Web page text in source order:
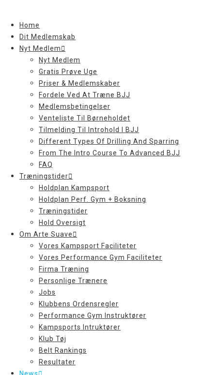
contentHome
Dit Medlemskab
Nyt Medlem
Nyt Medlem
Gratis Prøve Uge
Priser & Medlemskaber
Fordele Ved At Træne BJJ
Medlemsbetingelser
Venteliste Til Børneholdet
Tilmelding Til Introhold I BJJ
Different Types Of Drilling And Sparring
From The Intro Course To Advanced BJJ
FAQ
Træningstider
Holdplan Kampsport
Holdplan Perf. Gym + Boksning
Træningstider
Hold Oversigt
Om Arte Suave
Vores Kampsport Faciliteter
Vores Performance Gym Faciliteter
Firma Træning
Personlige Trænere
Jobs
Klubbens Ordensregler
Performance Gym Instruktører
Kampsports Intruktører
Klub Tøj
Belt Rankings
Resultater